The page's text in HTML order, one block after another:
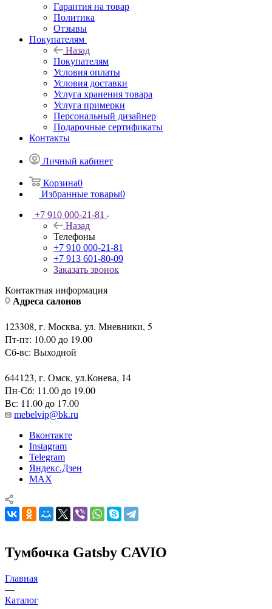
Гарантия на товар
Политика
Отзывы
Покупателям
Назад
Покупателям
Условия оплаты
Условия доставки
Услуга хранения товара
Услуга примерки
Персональный дизайнер
Подарочные сертификаты
Контакты
Личный кабинет
Корзина0
Избранные товары0
+7 910 000-21-81
Назад
Телефоны
+7 910 000-21-81
+7 913 601-80-09
Заказать звонок
Контактная информация
Адреса салонов
123308, г. Москва, ул. Мневники, 5
Пт-пт: 10.00 до 19.00
Сб-вс: Выходной
644123, г. Омск, ул.Конева, 14
Пн-Сб: 11.00 до 19.00
Вс: 11.00 до 17.00
mebelvip@bk.ru
Вконтакте
Instagram
Telegram
Яндекс.Дзен
MAX
Тумбочка Gatsby CAVIO
Главная
—
Каталог